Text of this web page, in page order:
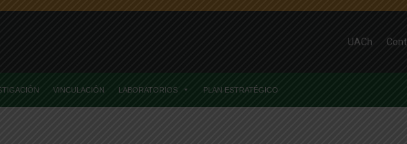
UACh
VINCULACIÓN LABORATORIOS PLAN ESTRATÉGICO